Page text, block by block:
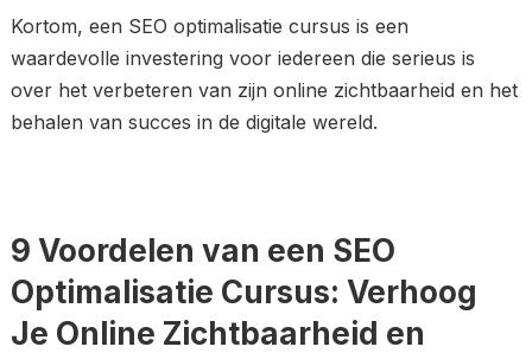
Kortom, een SEO optimalisatie cursus is een
waardevolle investering voor iedereen die serieus is
over het verbeteren van zijn online zichtbaarheid en het
behalen van succes in de digitale wereld.
9 Voordelen van een SEO
Optimalisatie Cursus: Verhoog
Je Online Zichtbaarheid en